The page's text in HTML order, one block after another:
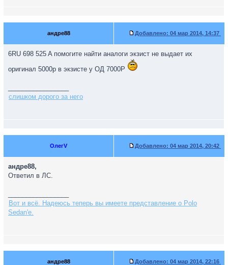
андре88 Добавлено: 04 мар 2014, 14:37
6RU 698 525 A помогите найти аналоги экзист не выдает их
оригинал 5000р в экзисте у ОД 7000Р
слишком дорого за него
ОлегV Добавлено: 04 мар 2014, 20:42
андре88,
Ответил в ЛС.
Вот и всё. Надеюсь теперь вы имеете представление о Polo
Sedan'е.
андре88 Добавлено: 04 мар 2014, 22:16